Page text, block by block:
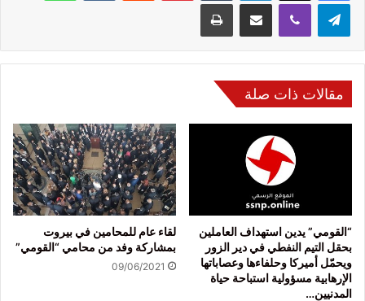
مقالات ذات صلة
“القومي” يدين استهداف العاملين
بحقل التيم النفطي في دير الزور
ويحمّل أميركا وحلفاءها وعصاباتها
الإرهابية مسؤولية استباحة حياة
المدنيين…
لقاء عام للمحامين في بيروت
بمشاركة وفد من محامي “القومي”
09/06/2021